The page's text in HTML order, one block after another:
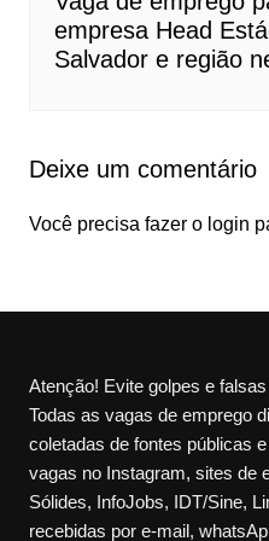
empresa Head
Salvador e região
Deixe um comentário
Você precisa fazer o login
Atenção! Evite golpes e
Todas as vagas de emprego
coletadas de fontes públicas
vagas no Instagram, sites de
Sólides, InfoJobs, IDT/Sine,
recebidas por e-mail,